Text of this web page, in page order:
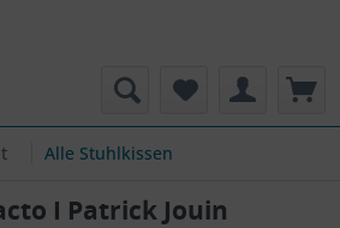
Alle Stuhlkissen
I Patrick Jouin